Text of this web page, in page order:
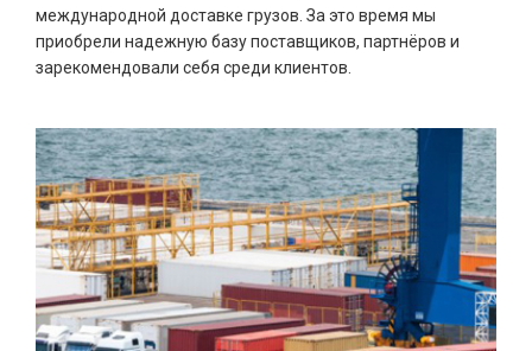
международной доставке грузов. За это время мы
приобрели надежную базу поставщиков, партнёров и
зарекомендовали себя среди клиентов.